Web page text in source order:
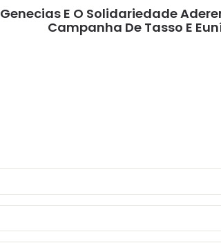
Genecias E O Solidariedade
Campanha De Tasso E